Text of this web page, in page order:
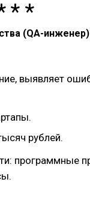
(QA-инженер)
выявляет
рублей.
программные